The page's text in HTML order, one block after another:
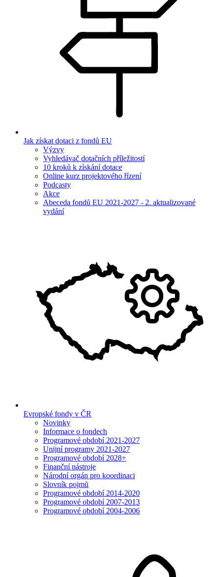
Jak získat dotaci z fondů EU
Výzvy
Vyhledávač dotačních příležitostí
10 kroků k získání dotace
Online kurz projektového řízení
Podcasty
Akce
Abeceda fondů EU 2021-2027 - 2. aktualizované
vydání
Evropské fondy v ČR
Novinky
Informace o fondech
Programové období 2021-2027
Unijní programy 2021-2027
Programové období 2028+
Finanční nástroje
Národní orgán pro koordinaci
Slovník pojmů
Programové období 2014-2020
Programové období 2007-2013
Programové období 2004-2006